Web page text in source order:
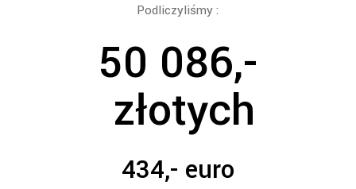
Podliczyliśmy :
50 086,-
złotych
434,- euro